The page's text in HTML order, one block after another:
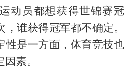
动员都想获得世锦赛冠
谁获得冠军都不确定。
性是一方面，体育竞技也
素。